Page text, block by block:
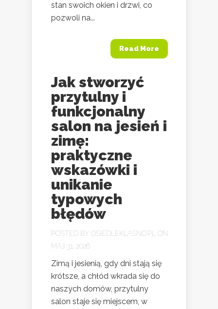
stan swoich okien i drzwi, co
pozwoli na...
Read More
Jak stworzyć
przytulny i
funkcjonalny
salon na jesień i
zimę:
praktyczne
wskazówki i
unikanie
typowych
błędów
POSTED BY OSIEDLEKLASNO.PL ON
MAJ 31, 2026
Zimą i jesienią, gdy dni stają się
krótsze, a chłód wkrada się do
naszych domów, przytulny
salon staje się miejscem, w